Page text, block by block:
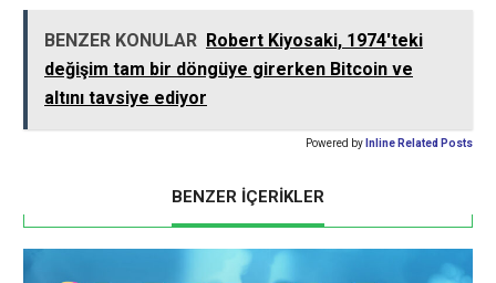
BENZER KONULAR Robert Kiyosaki, 1974'teki
değişim tam bir döngüye girerken Bitcoin ve
altını tavsiye ediyor
Powered by Inline Related Posts
BENZER İÇERİKLER